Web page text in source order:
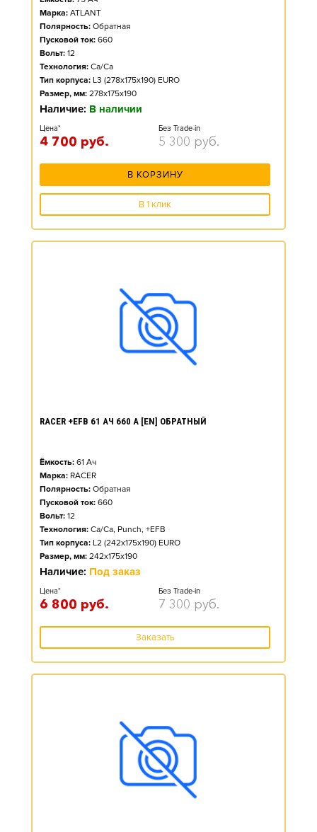
Марка: ATLANT
Полярность: Обратная
Пусковой ток: 660
Вольт: 12
Технология: Ca/Ca
Тип корпуса: L3 (278x175x190) EURO
Размер, мм: 278x175x190
Наличие: В наличии
Цена*
4 700 руб.
Без Trade-in
5 300 руб.
В КОРЗИНУ
В 1 клик
RACER +EFB 61 АЧ 660 А [EN] ОБРАТНЫЙ
Ёмкость: 61 Ач
Марка: RACER
Полярность: Обратная
Пусковой ток: 660
Вольт: 12
Технология: Ca/Ca, Punch, +EFB
Тип корпуса: L2 (242x175x190) EURO
Размер, мм: 242x175x190
Наличие: Под заказ
Цена*
6 800 руб.
Без Trade-in
7 300 руб.
Заказать